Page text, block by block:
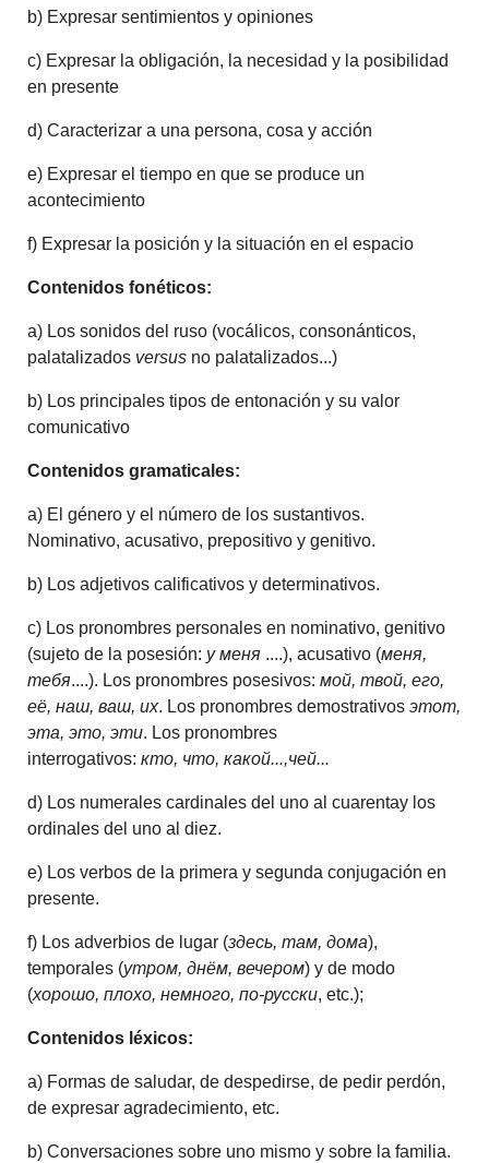
b) Expresar sentimientos y opiniones
c) Expresar la obligación, la necesidad y la posibilidad
en presente
d) Caracterizar a una persona, cosa y acción
e) Expresar el tiempo en que se produce un
acontecimiento
f) Expresar la posición y la situación en el espacio
Contenidos fonéticos:
a) Los sonidos del ruso (vocálicos, consonánticos,
palatalizados versus no palatalizados...)
b) Los principales tipos de entonación y su valor
comunicativo
Contenidos gramaticales:
a) El género y el número de los sustantivos.
Nominativo, acusativo, prepositivo y genitivo.
b) Los adjetivos calificativos y determinativos.
c) Los pronombres personales en nominativo, genitivo
(sujeto de la posesión: у меня ....), acusativo (меня,
тебя....). Los pronombres posesivos:мой, твой, его,
её, наш, ваш, их. Los pronombres demostrativosэтот,
эта, это, эти. Los pronombres
interrogativos:кто, что, какой...,чей...
d) Los numerales cardinales del uno al cuarentay los
ordinales del uno al diez.
e) Los verbos de la primera y segunda conjugación en
presente.
f) Los adverbios de lugar (здесь, там, дома),
temporales (утром, днём, вечером) y de modo
(хорошо, плохо, немного, по-русски, etc.);
Contenidos léxicos:
a) Formas de saludar, de despedirse, de pedir perdón,
de expresar agradecimiento, etc.
b) Conversaciones sobre uno mismo y sobre la familia.